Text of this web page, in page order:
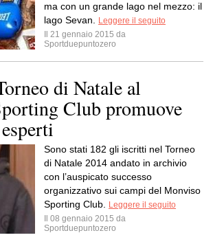
ma con un grande lago nel mezzo: il
lago Sevan.
Leggere il seguito
Il 21 gennaio 2015 da
Sportduepuntozero
di Natale al
Club promuove
Sono stati 182 gli iscritti nel Torneo
di Natale 2014 andato in archivio
con l’auspicato successo
organizzativo sui campi del Monviso
Sporting Club.
Leggere il seguito
Il 08 gennaio 2015 da
Sportduepuntozero